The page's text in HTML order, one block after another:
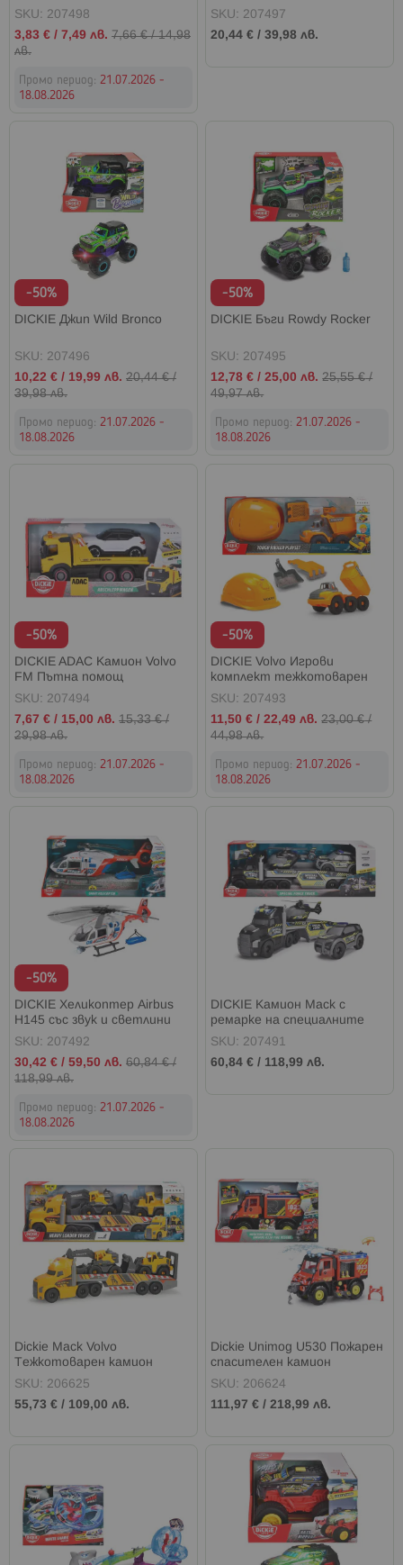
SKU: 207498
Промо
цена
3,83 € / 7,49 лв. 7,66 €/14,98
лв.
Промо период: 21.07.2026 -
18.08.2026
SKU: 207497
20,44 € /39,98 лв.
-50%
DICKIE Джип Wild Bronco
SKU: 207496
Промо
цена
10,22 € / 19,99 лв. 20,44 €/
39,98 лв.
Промо период: 21.07.2026 -
18.08.2026
-50%
DICKIE Бъги Rowdy Rocker
SKU: 207495
Промо
цена
12,78 € /25,00 лв. 25,55 €/
49,97 лв.
Промо период:21.07.2026 -
18.08.2026
-50%
DICKIE ADAC Камион Volvo
FM Пътна помощ
SKU: 207494
Промо
цена
7,67 € / 15,00 лв. 15,33 €/
29,98 лв.
Промо период: 21.07.2026 -
18.08.2026
-50%
DICKIE Volvo Игрови
комплект тежкотоварен
превозвач
SKU: 207493
Промо
цена
11,50 € /22,49 лв. 23,00 €/
44,98 лв.
Промо период:21.07.2026 -
18.08.2026
-50%
DICKIE Хеликоптер Airbus
H145 със звук и светлини
SKU: 207492
Промо
цена
30,42 € / 59,50 лв. 60,84 €/
118,99 лв.
Промо период: 21.07.2026 -
18.08.2026
DICKIE Камион Mack с
ремарке на специалните
сили
SKU: 207491
60,84 € / 118,99 лв.
Dickie Mack Volvo
Тежкотоварен камион
товарач
SKU: 206625
55,73 € / 109,00 лв.
Dickie Unimog U530 Пожарен
спасителен камион
SKU: 206624
111,97 € /218,99 лв.